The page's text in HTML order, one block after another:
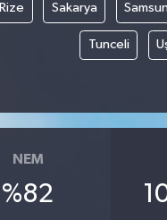
Rize Sakarya
Tunceli
NEM
%82